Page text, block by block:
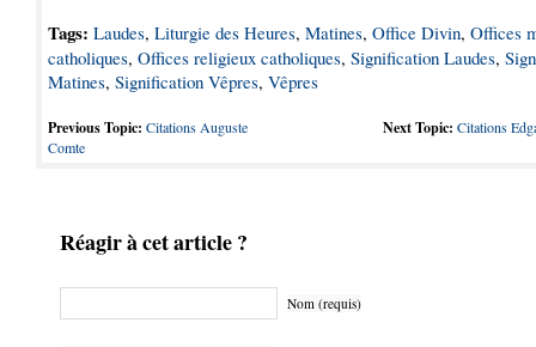
Tags: Laudes, Liturgie des Heures, Matines, Office Divin, Offices
catholiques, Offices religieux catholiques, Signification Laudes,
Matines, Signification Vêpres, Vêpres
Previous Topic: Citations Auguste
Comte
Next Topic: Citations
Réagir à cet article ?
Nom (requis)